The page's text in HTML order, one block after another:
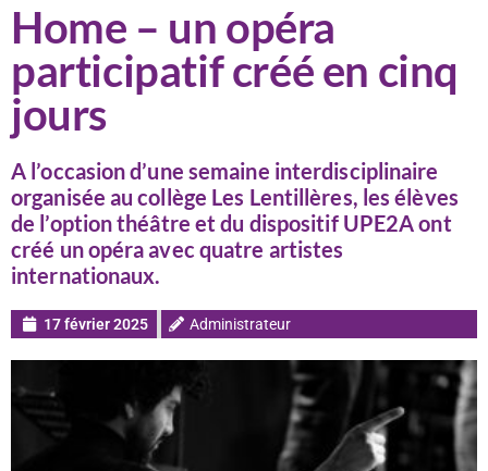
Home – un opéra
participatif créé en cinq
jours
A l’occasion d’une semaine interdisciplinaire
organisée au collège Les Lentillères, les élèves
de l’option théâtre et du dispositif UPE2A ont
créé un opéra avec quatre artistes
internationaux.
17 février 2025 Administrateur